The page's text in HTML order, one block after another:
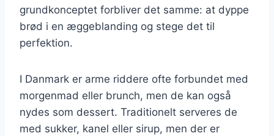
grundkonceptet forbliver det samme: at dyppe
brød i en æggeblanding og stege det til
perfektion.
I Danmark er arme riddere ofte forbundet med
morgenmad eller brunch, men de kan også
nydes som dessert. Traditionelt serveres de
med sukker, kanel eller sirup, men der er